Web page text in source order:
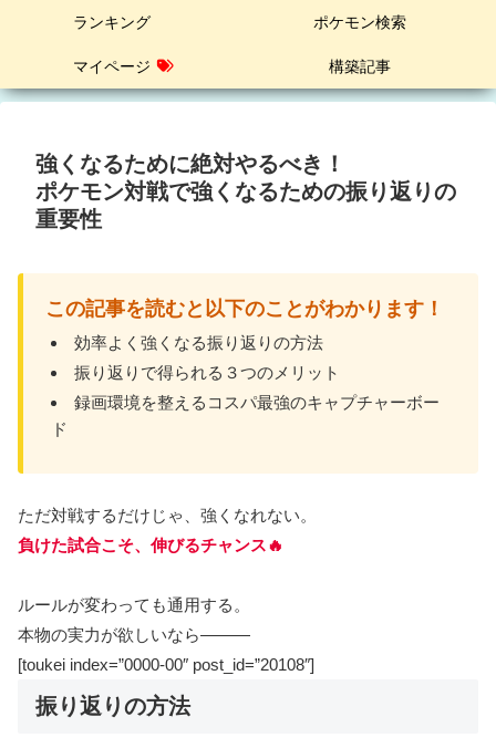
ランキング ポケモン検索
マイページ 構築記事
強くなるために絶対やるべき！
ポケモン対戦で強くなるための振り返りの
重要性
この記事を読むと以下のことがわかります！
効率よく強くなる振り返りの方法
振り返りで得られる３つのメリット
録画環境を整えるコスパ最強のキャプチャーボー
ド
ただ対戦するだけじゃ、強くなれない。
負けた試合こそ、伸びるチャンス🔥
ルールが変わっても通用する。
本物の実力が欲しいなら―――
[toukei index=”0000-00″ post_id=”20108″]
振り返りの方法